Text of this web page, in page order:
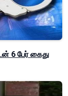
6 பேர் கைது